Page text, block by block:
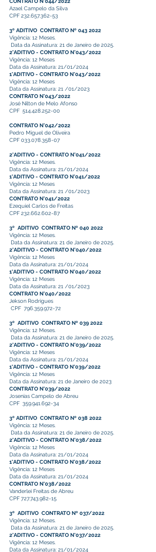
Azael Campelo da Silva
CPF 232.657.362-53
3º ADITIVO CONTRATO Nº 043 2022
Vigência: 12 Meses.
Data da Assinatura: 21 de Janeiro de 2025.
2°ADITIVO - CONTRATO N°043/2022
Vigência: 12 Meses
Data da Assinatura: 21/01/2024
1°ADITIVO - CONTRATO N°043/2022
Vigência: 12 Meses
Data da Assinatura: 21 /01/2023
CONTRATO N°043/2022
José Nilton de Melo Afonso
CPF 514.428.252-00
CONTRATO N°042/2022
Pedro Miguel de Oliveira
CPF 033.078.358-07
2°ADITIVO - CONTRATO N°041/2022
Vigência: 12 Meses.
Data da Assinatura: 21/01/2024
1°ADITIVO - CONTRATO N°041/2022
Vigência: 12 Meses
Data da Assinatura: 21 /01/2023
CONTRATO N°041/2022
Ezequiel Carlos de Freitas
CPF 232.662.602-87
3º ADITIVO CONTRATO Nº 040 2022
Vigência: 12 Meses.
Data da Assinatura: 21 de Janeiro de 2025.
2°ADITIVO - CONTRATO N°040/2022
Vigência: 12 Meses
Data da Assinatura: 21/01/2024
1°ADITIVO - CONTRATO N°040/2022
Vigência: 12 Meses
Data da Assinatura: 21 /01/2023
CONTRATO N°040/2022
Jekson Rodrigues
CPF 796.359.972-72
3º ADITIVO CONTRATO Nº 039 2022
Vigência: 12 Meses.
Data da Assinatura: 21 de Janeiro de 2025.
2°ADITIVO - CONTRATO N°039/2022
Vigência: 12 Meses
Data da Assinatura: 21/01/2024
1°ADITIVO - CONTRATO N°039/2022
Vigência: 12 Meses
Data da Assinatura: 21 de Janeiro de 2023
CONTRATO N°039/2022
Josenias Campelo de Abreu
CPF 359.941.692-34
3º ADITIVO CONTRATO Nº 038 2022
Vigência: 12 Meses.
Data da Assinatura: 21 de Janeiro de 2025.
2°ADITIVO - CONTRATO N°038/2022
Vigência: 12 Meses
Data da Assinatura: 21/01/2024
1°ADITIVO - CONTRATO N°038/2022
Vigência: 12 Meses
Data da Assinatura: 21/01/2024
CONTRATO N°038/2022
Vanderlei Freitas de Abreu
CPF 727.743.982-15
3º ADITIVO CONTRATO Nº 037/2022
Vigência: 12 Meses.
Data da Assinatura: 21 de Janeiro de 2025.
2°ADITIVO - CONTRATO N°037/2022
Vigência: 12 Meses.
Data da Assinatura: 21/01/2024